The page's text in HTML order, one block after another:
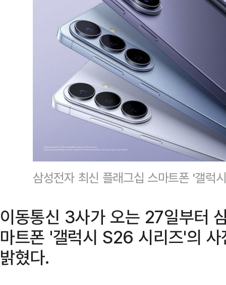
삼성전자 최신 플래그십 스마트폰 '갤
이동통신 3사가 오는 27일부터
마트폰 '갤럭시 S26 시리즈'의
밝혔다.